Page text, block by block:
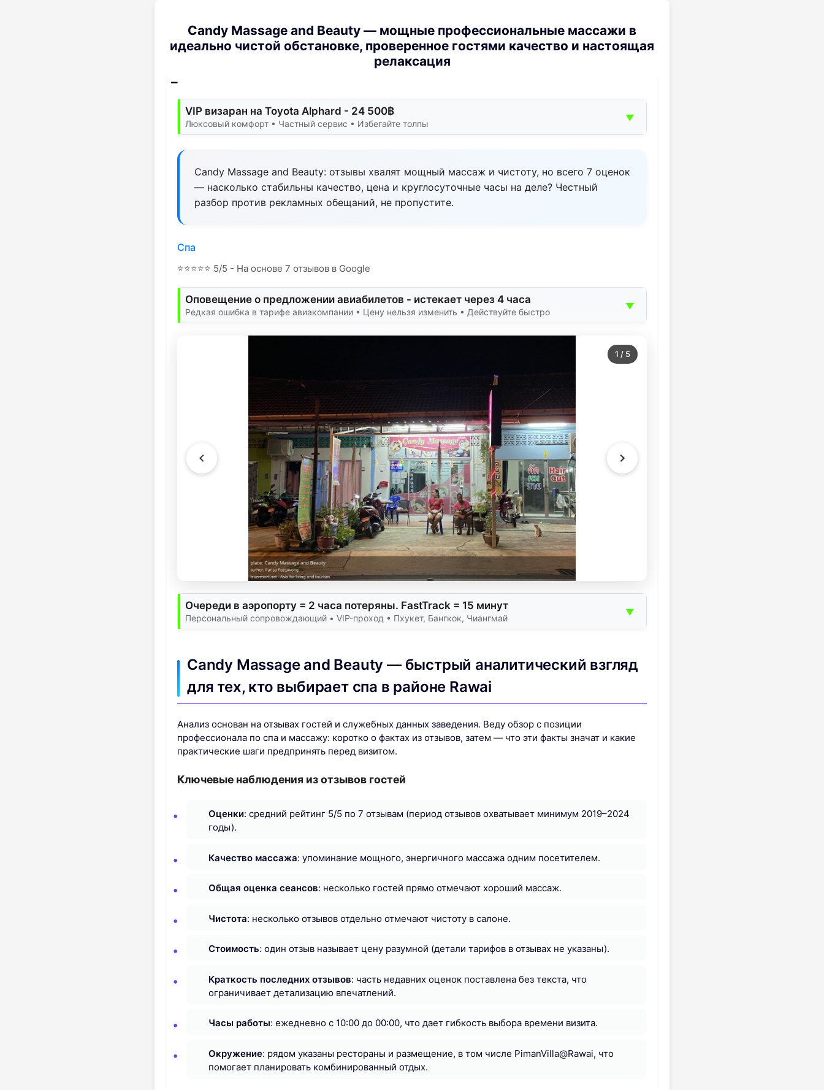
Candy Massage and Beauty — мощные профессиональные массажи в
идеально чистой обстановке, проверенное гостями качество и настоящая
релаксация
VIP визаран на Toyota Alphard - 24 500฿
Люксовый комфорт • Частный сервис • Избегайте толпы
▼
Candy Massage and Beauty: отзывы хвалят мощный массаж и чистоту, но всего 7 оценок
— насколько стабильны качество, цена и круглосуточные часы на деле? Честный
разбор против рекламных обещаний, не пропустите.
Спа
⭐⭐⭐⭐⭐ 5/5 - На основе 7 отзывов в Google
Оповещение о предложении авиабилетов - истекает через 4 часа
Редкая ошибка в тарифе авиакомпании • Цену нельзя изменить • Действуйте быстро
▼
1 / 5
Очереди в аэропорту = 2 часа потеряны. FastTrack = 15 минут
Персональный сопровождающий • VIP-проход • Пхукет, Бангкок, Чиангмай
▼
Candy Massage and Beauty — быстрый аналитический взгляд
для тех, кто выбирает спа в районе Rawai
Анализ основан на отзывах гостей и служебных данных заведения. Веду обзор с позиции
профессионала по спа и массажу: коротко о фактах из отзывов, затем — что эти факты значат и какие
практические шаги предпринять перед визитом.
Ключевые наблюдения из отзывов гостей
Оценки: средний рейтинг 5/5 по 7 отзывам (период отзывов охватывает минимум 2019–2024
годы).
Качество массажа: упоминание мощного, энергичного массажа одним посетителем.
Общая оценка сеансов: несколько гостей прямо отмечают хороший массаж.
Чистота: несколько отзывов отдельно отмечают чистоту в салоне.
Стоимость: один отзыв называет цену разумной (детали тарифов в отзывах не указаны).
Краткость последних отзывов: часть недавних оценок поставлена без текста, что
ограничивает детализацию впечатлений.
Часы работы: ежедневно с 10:00 до 00:00, что дает гибкость выбора времени визита.
Окружение: рядом указаны рестораны и размещение, в том числе PimanVilla@Rawai, что
помогает планировать комбинированный отдых.